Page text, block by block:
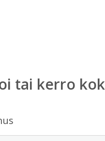
tai kerro